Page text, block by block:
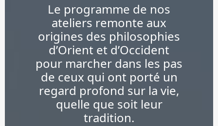
Le programme de nos
ateliers remonte aux
origines des philosophies
d’Orient et d’Occident
pour marcher dans les pas
de ceux qui ont porté un
regard profond sur la vie,
quelle que soit leur
tradition.